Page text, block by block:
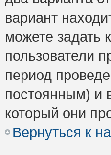
вариант
можете задать
пользователи
период
постоянным) и
который они
Вернуться к